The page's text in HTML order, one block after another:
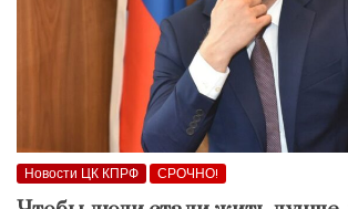
Новости ЦК КПРФ СРОЧНО!